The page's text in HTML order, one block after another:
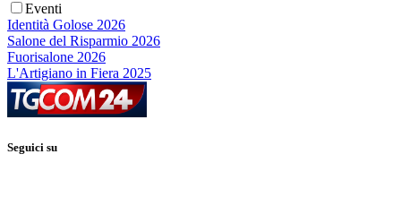
Eventi
Identità Golose 2026
Salone del Risparmio 2026
Fuorisalone 2026
L'Artigiano in Fiera 2025
Seguici su